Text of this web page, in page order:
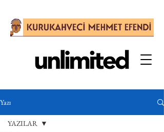
Yazı
YAZILAR